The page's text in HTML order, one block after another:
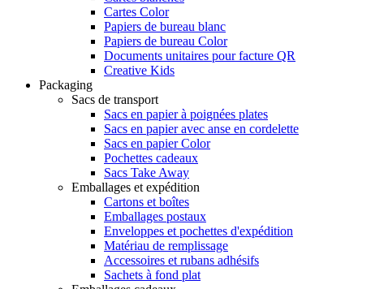
Cartes Color
Papiers de bureau blanc
Papiers de bureau Color
Documents unitaires pour facture QR
Creative Kids
Packaging
Sacs de transport
Sacs en papier à poignées plates
Sacs en papier avec anse en cordelette
Sacs en papier Color
Pochettes cadeaux
Sacs Take Away
Emballages et expédition
Cartons et boîtes
Emballages postaux
Enveloppes et pochettes d'expédition
Matériau de remplissage
Accessoires et rubans adhésifs
Sachets à fond plat